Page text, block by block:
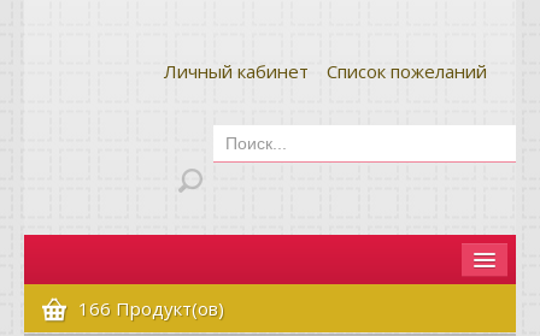
Личный кабинет Список пожеланий
Главная
166 Продукт(ов)